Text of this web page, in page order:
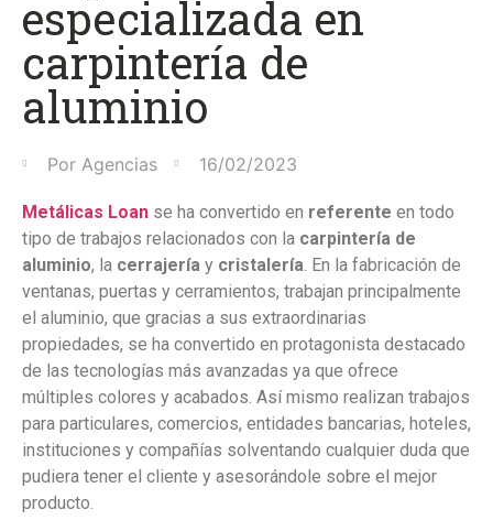
especializada en
carpintería de
aluminio
Por Agencias 16/02/2023
Metálicas Loan se ha convertido en referente en todo
tipo de trabajos relacionados con la carpintería de
aluminio, la cerrajería y cristalería. En la fabricación de
ventanas, puertas y cerramientos, trabajan principalmente
el aluminio, que gracias a sus extraordinarias
propiedades, se ha convertido en protagonista destacado
de las tecnologías más avanzadas ya que ofrece
múltiples colores y acabados. Así mismo realizan trabajos
para particulares, comercios, entidades bancarias, hoteles,
instituciones y compañías solventando cualquier duda que
pudiera tener el cliente y asesorándole sobre el mejor
producto.